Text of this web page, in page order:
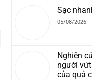
Sạc
05/08/2026
Nghiên
người
của quả